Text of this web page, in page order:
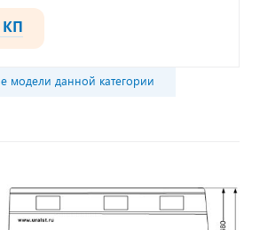
КП
модели данной категории